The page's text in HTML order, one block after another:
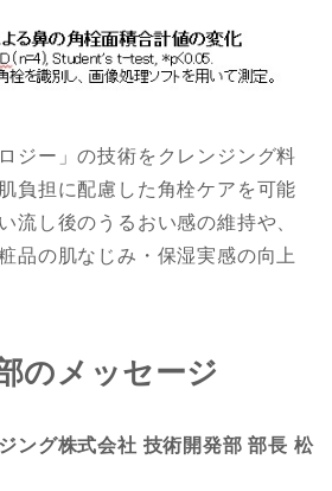
ジー」の技術をクレンジング料
負担に配慮した角栓ケアを可能
流し後のうるおい感の維持や、
品の肌なじみ・保湿実感の向上
のメッセージ
ング株式会社 技術開発部 部長 松